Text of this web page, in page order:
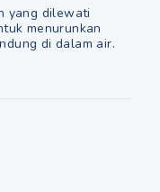
yang dilewati
menurunkan
di dalam air.